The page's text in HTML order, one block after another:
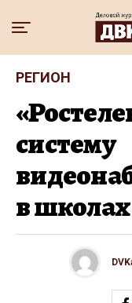
РЕГИОН
систему
в